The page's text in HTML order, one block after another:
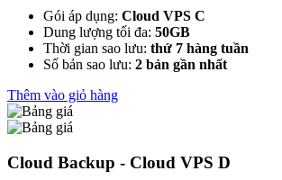
Gói áp dụng: Cloud VPS C
Dung lượng tối đa: 50GB
Thời gian sao lưu: thứ 7 hàng tuần
Số bản sao lưu: 2 bản gần nhất
Thêm vào giỏ hàng
Cloud Backup - Cloud VPS D